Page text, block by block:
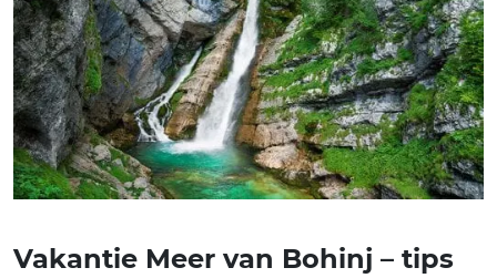
Vakantie Meer van Bohinj – tips